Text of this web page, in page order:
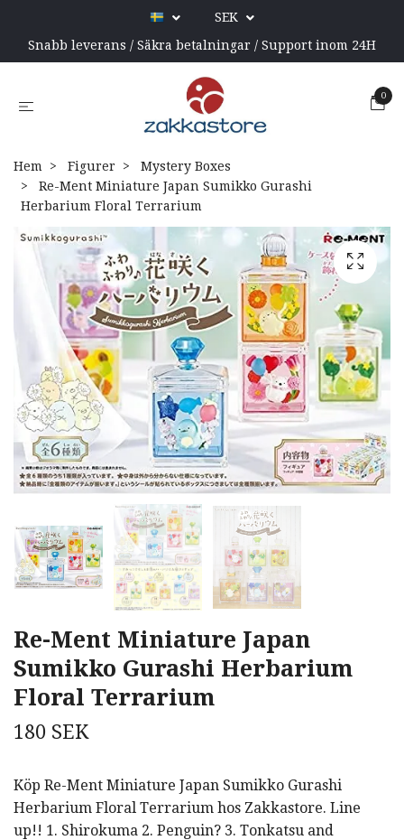
SEK
Snabb leverans / Säkra betalningar / Support inom 24H
0
Hem Figurer
Mystery Boxes
Re-Ment Miniature Japan Sumikko Gurashi
Herbarium Floral Terrarium
Re-Ment Miniature Japan
Sumikko Gurashi Herbarium
Floral Terrarium
180 SEK
Köp Re-Ment Miniature Japan Sumikko Gurashi
Herbarium Floral Terrarium hos Zakkastore. Line
up!! 1. Shirokuma 2. Penguin? 3. Tonkatsu and